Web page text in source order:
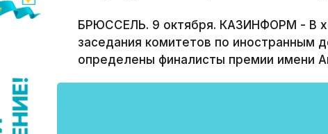
БРЮССЕЛЬ. 9 октября. КАЗИНФОРМ - В
заседания комитетов по иностранным
определены финалисты премии имени